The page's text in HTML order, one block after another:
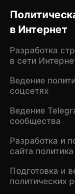
в Интернет
Разработка
в сети
Ведение
соцсетях
Ведение
сообщества
Разработка и
сайта политика
Подготовка и
политических